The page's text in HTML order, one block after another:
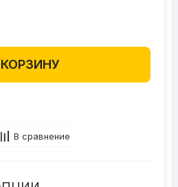
В сравнение